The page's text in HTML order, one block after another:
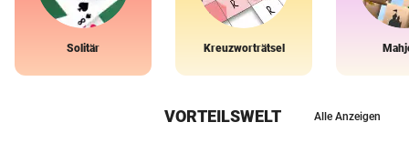
Solitär Kreuzworträtsel
VORTEILSWELT Alle Anzeigen